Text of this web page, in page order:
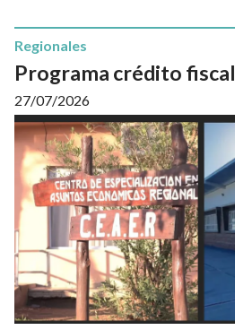
Programa crédito fiscal
Regionales
27/07/2026